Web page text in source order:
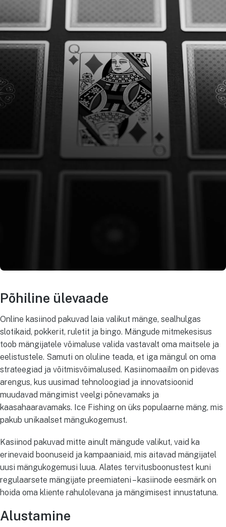
Põhiline ülevaade
Online kasiinod pakuvad laia valikut mänge, sealhulgas
slotikaid, pokkerit, ruletit ja bingo. Mängude mitmekesisus
toob mängijatele võimaluse valida vastavalt oma maitsele ja
eelistustele. Samuti on oluline teada, et iga mängul on oma
strateegiad ja võitmisvõimalused. Kasiinomaailm on pidevas
arengus, kus uusimad tehnoloogiad ja innovatsioonid
muudavad mängimist veelgi põnevamaks ja
kaasahaaravamaks. Ice Fishing on üks populaarne mäng, mis
pakub unikaalset mängukogemust.
Kasiinod pakuvad mitte ainult mängude valikut, vaid ka
erinevaid boonuseid ja kampaaniaid, mis aitavad mängijatel
uusi mängukogemusi luua. Alates tervitusboonustest kuni
regulaarsete mängijate preemiateni – kasiinode eesmärk on
hoida oma kliente rahulolevana ja mängimisest innustatuna.
Alustamine